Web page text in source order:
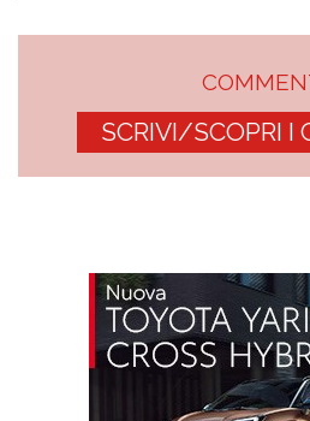
SCRIVI/SCOPRI I